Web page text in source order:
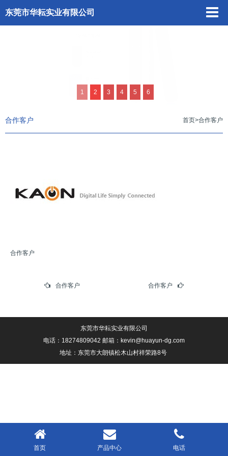
东莞市华耘实业有限公司
1 2 3 4 5 6
合作客户 首页>合作客户
合作客户
合作客户 合作客户
东莞市华耘实业有限公司
电话：18274809042 邮箱：kevin@huayun-dg.com
地址：东莞市大朗镇松木山村祥荣路8号
首页 产品中心 电话